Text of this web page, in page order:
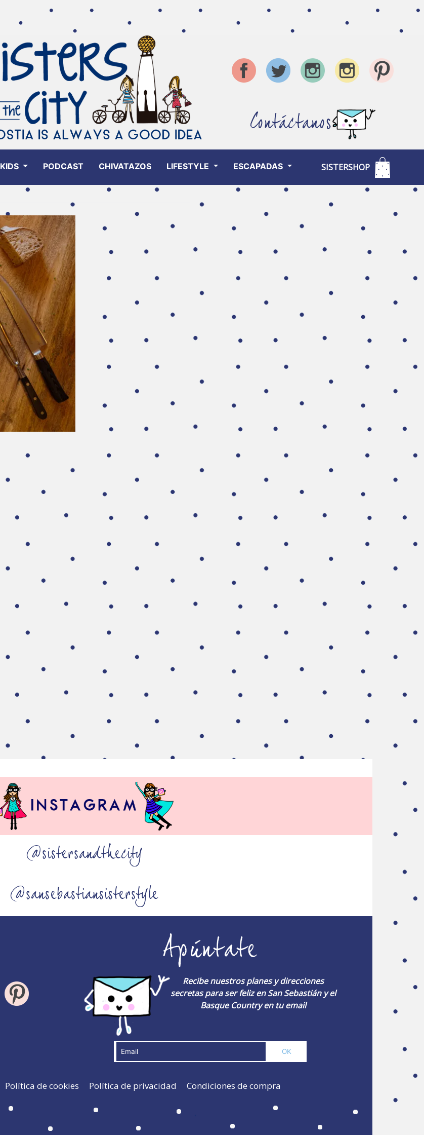
Contáctanos
KIDS PODCAST CHIVATAZOS LIFESTYLE ESCAPADAS SISTERSHOP
@sistersandthecity
@sansebastiansisterstyle
Apúntate
Recibe nuestros planes y direcciones
secretas para ser feliz en San Sebastián y el
Basque Country en tu email
Política de cookies Política de privacidad Condiciones de compra